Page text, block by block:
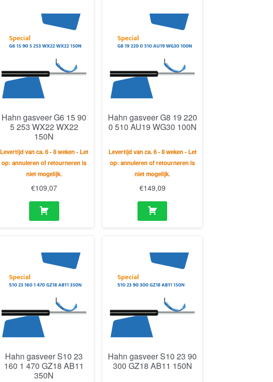
Hahn gasveer G6 15 90
5 253 WX22 WX22
150N
Levertijd van ca. 6 - 8 weken - Let
op: annuleren of retourneren is
niet mogelijk.
€109,07
Hahn gasveer G8 19 220
0 510 AU19 WG30 100N
Levertijd van ca. 6 - 8 weken - Let
op: annuleren of retourneren is
niet mogelijk.
€149,09
Hahn gasveer S10 23
160 1 470 GZ18 AB11
350N
Hahn gasveer S10 23 90
300 GZ18 AB11 150N